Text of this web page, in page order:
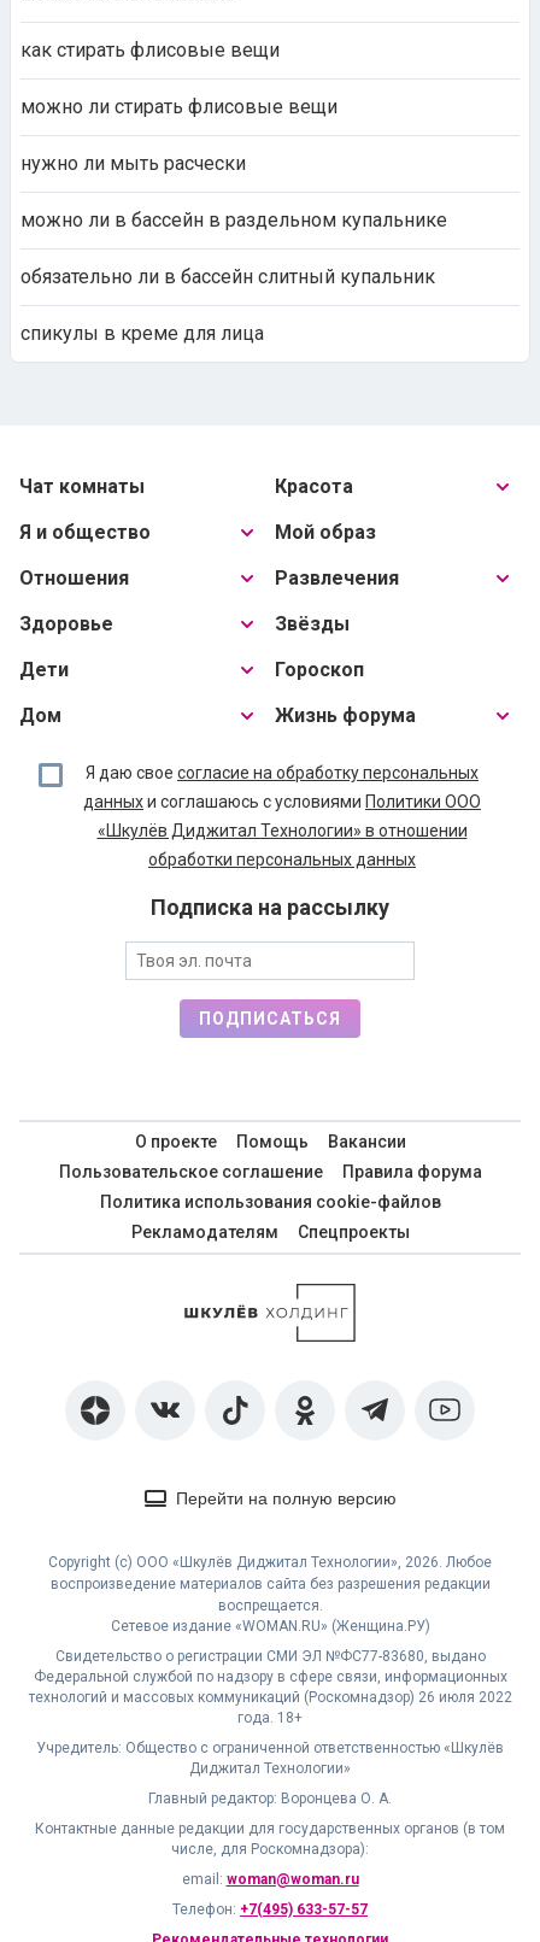
как стирать флисовые вещи
можно ли стирать флисовые вещи
нужно ли мыть расчески
можно ли в бассейн в раздельном купальнике
обязательно ли в бассейн слитный купальник
спикулы в креме для лица
Чат комнаты
Я и общество
Отношения
Здоровье
Дети
Дом
Красота
Мой образ
Развлечения
Звёзды
Гороскоп
Жизнь форума
Я даю свое согласие на обработку персональных
данныхи соглашаюсь с условиями Политики ООО
«Шкулёв Диджитал Технологии» в отношении
обработки персональных данных
Подписка на рассылку
ПОДПИСАТЬСЯ
О проекте Помощь
Вакансии
Пользовательское соглашение
Правила форума
Политика использования cookie-файлов
Рекламодателям
Спецпроекты
Перейти на полную версию
Copyright (с) ООО «Шкулёв Диджитал Технологии», 2026. Любое
воспроизведение материалов сайта без разрешения редакции
воспрещается.
Сетевое издание «WOMAN.RU» (Женщина.РУ)
Свидетельство о регистрации СМИ ЭЛ №ФС77-83680, выдано
Федеральной службой по надзору в сфере связи, информационных
технологий и массовых коммуникаций (Роскомнадзор) 26 июля 2022
года. 18+
Учредитель: Общество с ограниченной ответственностью «Шкулёв
Диджитал Технологии»
Главный редактор: Воронцева О. А.
Контактные данные редакции для государственных органов (в том
числе, для Роскомнадзора):
email: woman@woman.ru
Телефон: +7(495) 633-57-57